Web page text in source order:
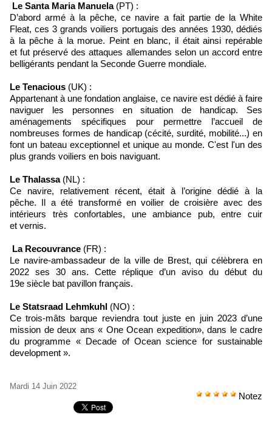
Le Santa Maria Manuela(PT) :
D’abord armé à la pêche, ce navire a fait partie de la White
Fleat, ces 3 grands voiliers portugais des années 1930, dédiés
à la pêche à la morue. Peint en blanc, il était ainsi repérable
et fut préservé des attaques allemandes selon un accord entre
belligérants pendant la Seconde Guerre mondiale.
Le Tenacious (UK) :
Appartenant à une fondation anglaise, ce navire est dédié à faire
naviguer les personnes en situation de handicap. Ses
aménagements spécifiques pour permettre l’accueil de
nombreuses formes de handicap (cécité, surdité, mobilité...) en
font un bateau exceptionnel et unique au monde. C'est l'un des
plus grands voiliers en bois naviguant.
Le Thalassa (NL) :
Ce navire, relativement récent, était à l’origine dédié à la
pêche. Il a été transformé en voilier de croisière avec des
intérieurs très confortables, une ambiance pub, entre cuir
et vernis.
La Recouvrance (FR) :
Le navire-ambassadeur de la ville de Brest, qui célèbrera en
2022 ses 30 ans. Cette réplique d’un aviso du début du
19e siècle bat pavillon français.
Le Statsraad Lehmkuhl (NO) :
Ce trois-mâts barque reviendra tout juste en juin 2023 d’une
mission de deux ans « One Ocean expedition», dans le cadre
du programme « Decade of Ocean science for sustainable
development ».
Mardi 14 Juin 2022
Notez